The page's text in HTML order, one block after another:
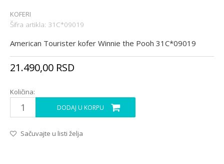
KOFERI
Šifra artikla: 31C*09019
American Tourister kofer Winnie the Pooh 31C*09019
21.490,00 RSD
Količina:
DODAJ U KORPU
Sačuvajte u listi želja